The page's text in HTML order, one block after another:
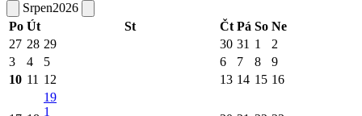
Srpen2026
Po Út St Čt Pá So Ne
27 28 29 30 31 1
2
3
4 5 6 7 8
9
10 11 12 13 14 15 16
19
1